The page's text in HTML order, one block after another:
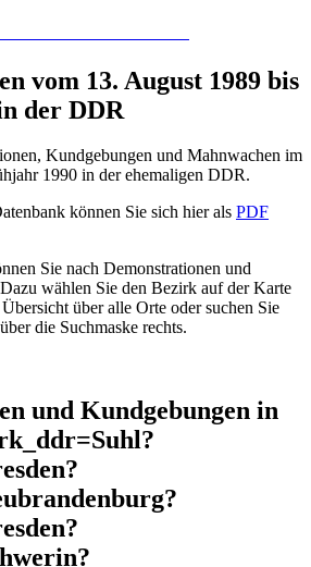
vom 13. August 1989 bis
der DDR
Kundgebungen und Mahnwachen im
1990 in der ehemaligen DDR.
können Sie sich hier als PDF
Sie nach Demonstrationen und
wählen Sie den Bezirk auf der Karte
über alle Orte oder suchen Sie
die Suchmaske rechts.
und Kundgebungen in